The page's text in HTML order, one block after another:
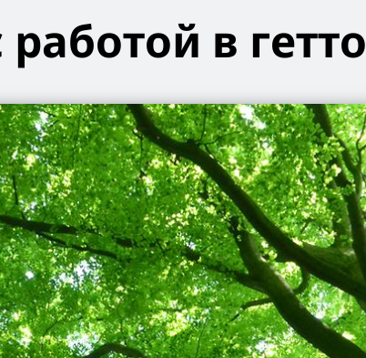
в гетто